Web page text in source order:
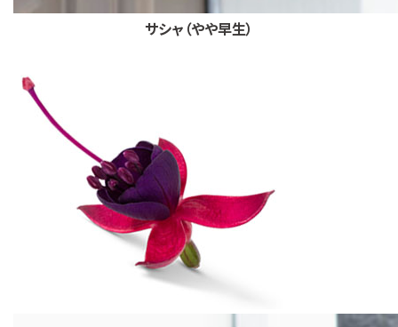
サシャ（やや早生）